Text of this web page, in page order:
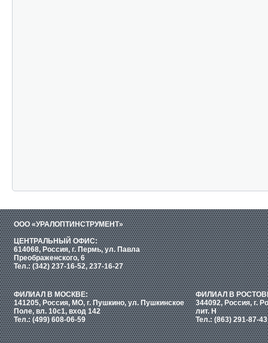
ООО «УРАЛОПТИНСТРУМЕНТ»
ЦЕНТРАЛЬНЫЙ ОФИС:
614068, Россия, г. Пермь, ул. Павла
Преображенского, 6
Тел.: (342) 237-16-52, 237-16-27
ФИЛИАЛ В МОСКВЕ:
141205, Россия, МО, г. Пушкино, ул. Пушкинское
Поле, вл. 10с1, вход 142
Тел.: (499) 608-06-59
ФИЛИАЛ В
344092, Россия, г.
лит. Н
Тел.: (863) 291-87-43